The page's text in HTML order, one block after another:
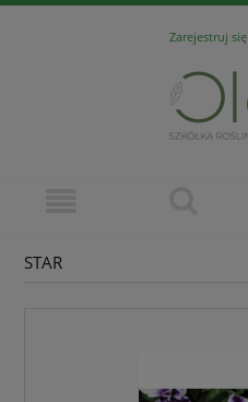
Zarejestruj się
STAR